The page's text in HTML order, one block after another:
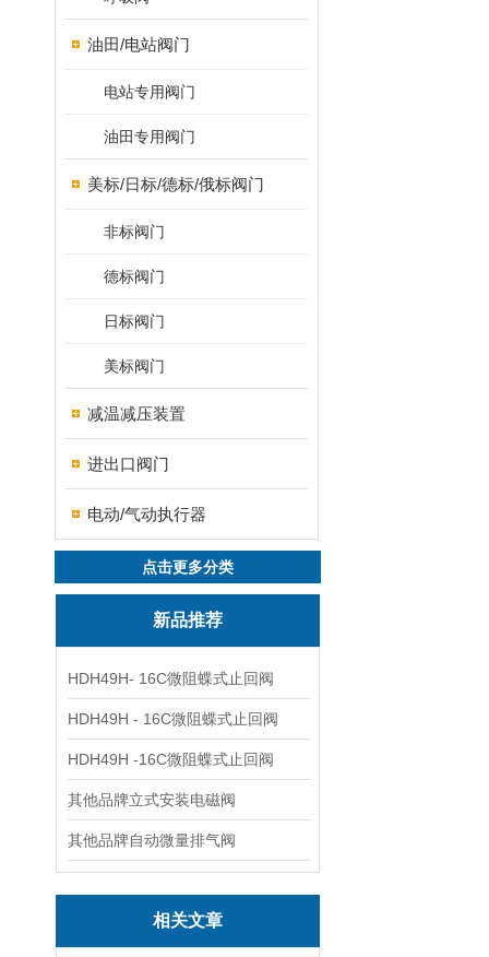
油田/电站阀门
电站专用阀门
油田专用阀门
美标/日标/德标/俄标阀门
非标阀门
德标阀门
日标阀门
美标阀门
减温减压装置
进出口阀门
电动/气动执行器
点击更多分类
新品推荐
HDH49H- 16C微阻蝶式止回阀
HDH49H - 16C微阻蝶式止回阀
HDH49H -16C微阻蝶式止回阀
其他品牌立式安装电磁阀
其他品牌自动微量排气阀
相关文章